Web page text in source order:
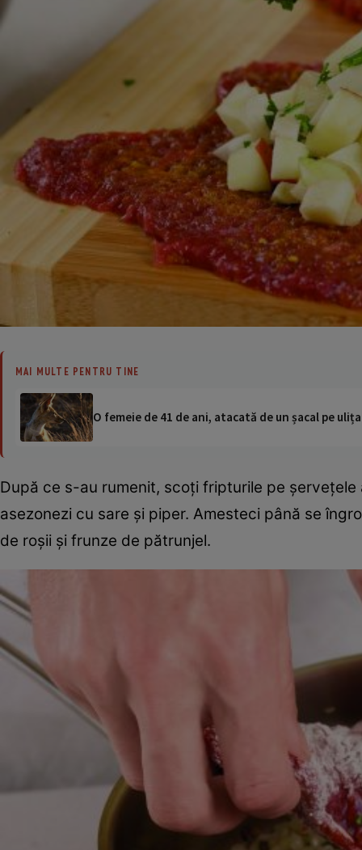
MAI MULTE PENTRU TINE
O femeie de 41 de ani, atacată de un șacal pe
După ce s-au rumenit, scoţi fripturile pe
asezonezi cu sare şi piper. Amesteci până se
de roşii şi frunze de pătrunjel.